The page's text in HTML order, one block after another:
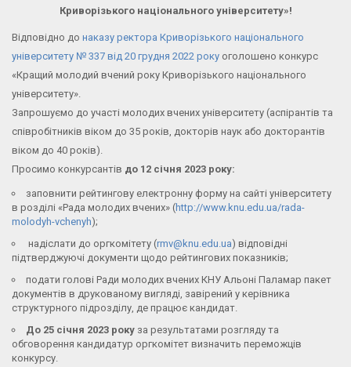
Криворізького національного університету»!
Відповідно до наказу ректора Криворізького національного
університету № 337 від 20 грудня 2022 року оголошено конкурс
«Кращий молодий вчений року Криворізького національного
університету».
Запрошуємо до участі молодих вчених університету (аспірантів та
співробітників віком до 35 років, докторів наук або докторантів
віком до 40 років).
Просимо конкурсантів до 12 січня 2023 року:
заповнити рейтингову електронну форму на сайті університету
в розділі «Рада молодих вчених» (http://www.knu.edu.ua/rada-
molodyh-vchenyh);
надіслати до оргкомітету (rmv@knu.edu.ua) відповідні
підтверджуючі документи щодо рейтингових показників;
подати голові Ради молодих вчених КНУ Альоні Паламар пакет
документів в друкованому вигляді, завірений у керівника
структурного підрозділу, де працює кандидат.
До 25 січня 2023 року за результатами розгляду та
обговорення кандидатур оргкомітет визначить переможців
конкурсу.